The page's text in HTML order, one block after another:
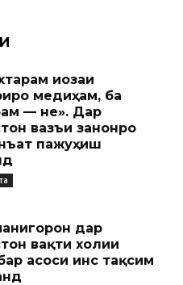
иҷозаи
медиҳам, ба
— не». Дар
вазъи занонро
пажуҳиш
дар
вақти холии
асоси ҷинс тақсим